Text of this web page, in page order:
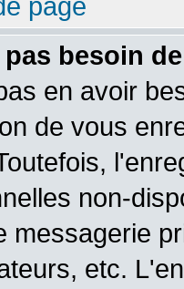
page
besoin
en avoir
de vous
non-
messagerie
etc.